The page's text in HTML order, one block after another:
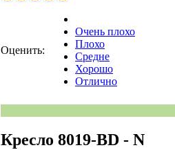
Оценить:
Очень плохо
Плохо
Средне
Хорошо
Отлично
Кресло 8019-BD - N